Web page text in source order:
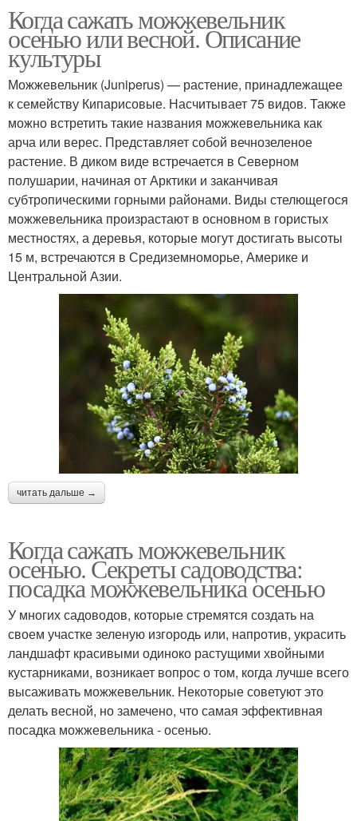
Когда сажать можжевельник
осенью или весной. Описание
культуры
Можжевельник (Juniperus) — растение, принадлежащее
к семейству Кипарисовые. Насчитывает 75 видов. Также
можно встретить такие названия можжевельника как
арча или верес. Представляет собой вечнозеленое
растение. В диком виде встречается в Северном
полушарии, начиная от Арктики и заканчивая
субтропическими горными районами. Виды стелющегося
можжевельника произрастают в основном в гористых
местностях, а деревья, которые могут достигать высоты
15 м, встречаются в Средиземноморье, Америке и
Центральной Азии.
читать дальше →
Когда сажать можжевельник
осенью. Секреты садоводства:
посадка можжевельника осенью
У многих садоводов, которые стремятся создать на
своем участке зеленую изгородь или, напротив, украсить
ландшафт красивыми одиноко растущими хвойными
кустарниками, возникает вопрос о том, когда лучше всего
высаживать можжевельник. Некоторые советуют это
делать весной, но замечено, что самая эффективная
посадка можжевельника - осенью.